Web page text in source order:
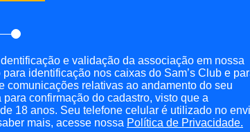
e validação da associação em nossa
identificação nos caixas do Sam’s Club e
relativas ao andamento do seu
confirmação do cadastro, visto que a
18 anos. Seu telefone celular é utilizado no
mais, acesse nossa Política de Privacidade.